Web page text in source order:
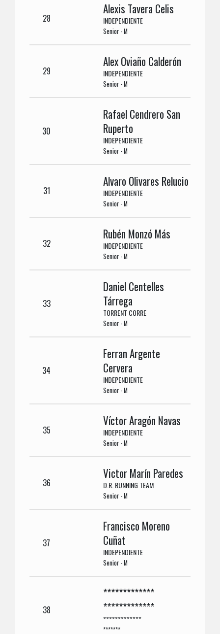
28
Alexis Tavera Celis
INDEPENDIENTE
Senior - M
29
Alex Oviaño Calderón
INDEPENDIENTE
Senior - M
30
Rafael Cendrero San
Ruperto
INDEPENDIENTE
Senior - M
31
Alvaro Olivares Relucio
INDEPENDIENTE
Senior - M
32
Rubén Monzó Más
INDEPENDIENTE
Senior - M
33
Daniel Centelles
Tárrega
TORRENT CORRE
Senior - M
34
Ferran Argente
Cervera
INDEPENDIENTE
Senior - M
35
Víctor Aragón Navas
INDEPENDIENTE
Senior - M
36
Victor Marín Paredes
D.R. RUNNING TEAM
Senior - M
37
Francisco Moreno
Cuñat
INDEPENDIENTE
Senior - M
38
*************
*************
*************
*******